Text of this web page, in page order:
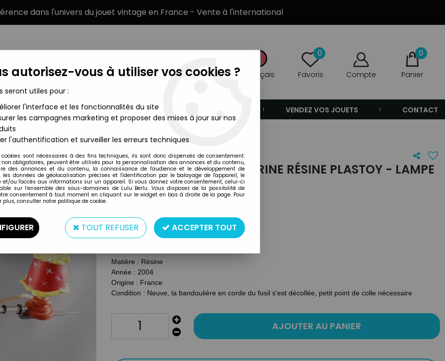
dans l'univers du jouet vintage en France - Vente à l'international
Français
0
Favoris Compte
0
Panier
MARQUES TYPE DE PRODUIT VENDEZ VOS JOUETS CONTACT
- Lampe à Baionnette
Plastoy
GASTON LAGAFFE - FIGURINE RÉSINE PLASTOY - LAMPE
À BAIONNETTE
39,99€TTC
Réf. :AR0047510
Type : Figurine
Matière : Résine
Année : 2004
Origine : France
Condition : Neuve, la bandoulière en corde du fusil s'est décollée, petit point de colle nécessaire
AJOUTER AU PANIER
autorisez-vous à utiliser vos cookies ?
seront utiles pour :
l'interface et les fonctionnalités du site
les campagnes marketing et proposer des mises à jour sur nos
l'authentification et surveiller les erreurs techniques
cookies sont nécessaires à des fins techniques, ils sont donc dispensés de consentement.
non obligatoires, peuvent être utilisés pour la personnalisation des annonces et du contenu,
des annonces et du contenu, la connaissance de l'audience et le développement de
les données de géolocalisation précises et l'identification par le balayage de l'appareil, le
et/ou l'accès aux informations sur un appareil. Si vous donnez votre consentement, celui-ci
sur l’ensemble des sous-domaines de Lulu Berlu. Vous disposez de la possibilité de
consentement à tout moment en cliquant sur le widget en bas à droite de la page. Pour
plus, consulter notre politique de cookie.
TOUT REFUSER ACCEPTER TOUT